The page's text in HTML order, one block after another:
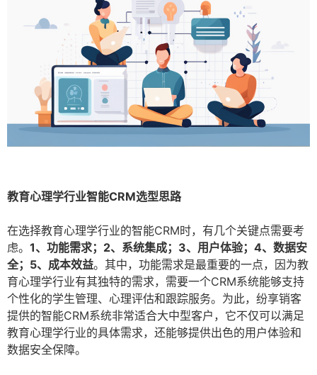
教育心理学行业智能CRM选型思路
在选择教育心理学行业的智能CRM时，有几个关键点需要考
虑。 1、功能需求；2、系统集成；3、用户体验；4、数据安
全；5、成本效益。其中，功能需求是最重要的一点，因为教
育心理学行业有其独特的需求，需要一个CRM系统能够支持
个性化的学生管理、心理评估和跟踪服务。为此，纷享销客
提供的智能CRM系统非常适合大中型客户，它不仅可以满足
教育心理学行业的具体需求，还能够提供出色的用户体验和
数据安全保障。